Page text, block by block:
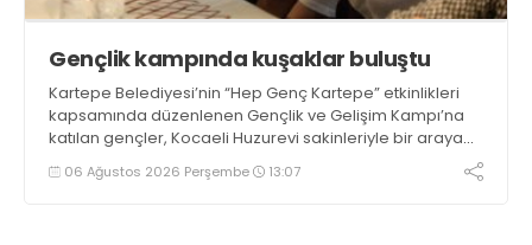
Gençlik kampında kuşaklar buluştu
Kartepe Belediyesi’nin “Hep Genç Kartepe” etkinlikleri
kapsamında düzenlenen Gençlik ve Gelişim Kampı’na
katılan gençler, Kocaeli Huzurevi sakinleriyle bir araya
geldi06 Ağustos 2026 Perşembe 13:07